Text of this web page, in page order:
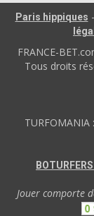
Paris hippiques -
FRANCE-
Tous droits
TURFOMANIA :
Jouer comporte